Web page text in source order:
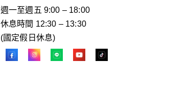
週一至週五 9:00 – 18:00
休息時間 12:30 – 13:30
(國定假日休息)